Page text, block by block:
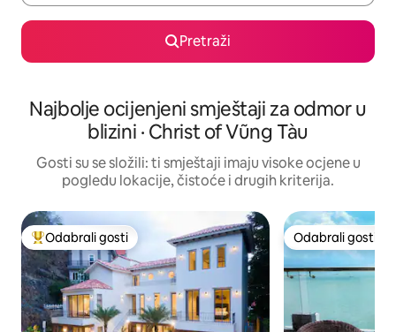
Pretraži
Najbolje ocijenjeni smještaji za odmor u
blizini · Christ of Vũng Tàu
Gosti su se složili: ti smještaji imaju visoke ocjene u
pogledu lokacije, čistoće i drugih kriterija.
Među najviše rangiranima s oznakom „Odabrali gosti”
Odabrali gosti Odabrali gosti
Odabrali gosti